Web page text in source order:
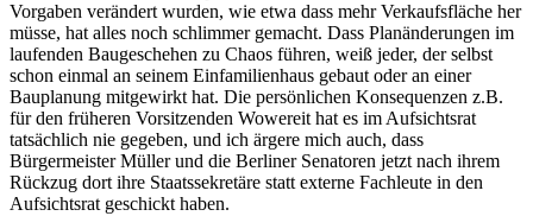
Vorgaben verändert wurden, wie etwa dass mehr Verkaufsfläche her
müsse, hat alles noch schlimmer gemacht. Dass Planänderungen im
laufenden Baugeschehen zu Chaos führen, weiß jeder, der selbst
schon einmal an seinem Einfamilienhaus gebaut oder an einer
Bauplanung mitgewirkt hat. Die persönlichen Konsequenzen z.B.
für den früheren Vorsitzenden Wowereit hat es im Aufsichtsrat
tatsächlich nie gegeben, und ich ärgere mich auch, dass
Bürgermeister Müller und die Berliner Senatoren jetzt nach ihrem
Rückzug dort ihre Staatssekretäre statt externe Fachleute in den
Aufsichtsrat geschickt haben.